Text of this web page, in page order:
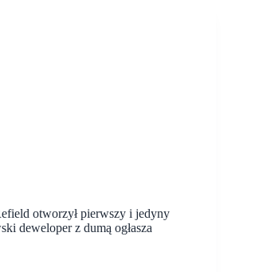
otworzył pierwszy i jedyny
deweloper z dumą ogłasza